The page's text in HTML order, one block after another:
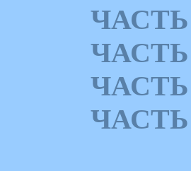
ЧАСТЬ
ЧАСТЬ
ЧАСТЬ
ЧАСТЬ